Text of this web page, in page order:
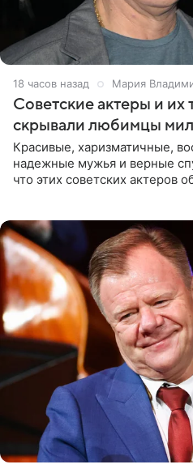
18 часов назад Мария
Советские актеры и
скрывали любимцы
Красивые, харизматичные,
надежные мужья и верные
что этих советских актеров